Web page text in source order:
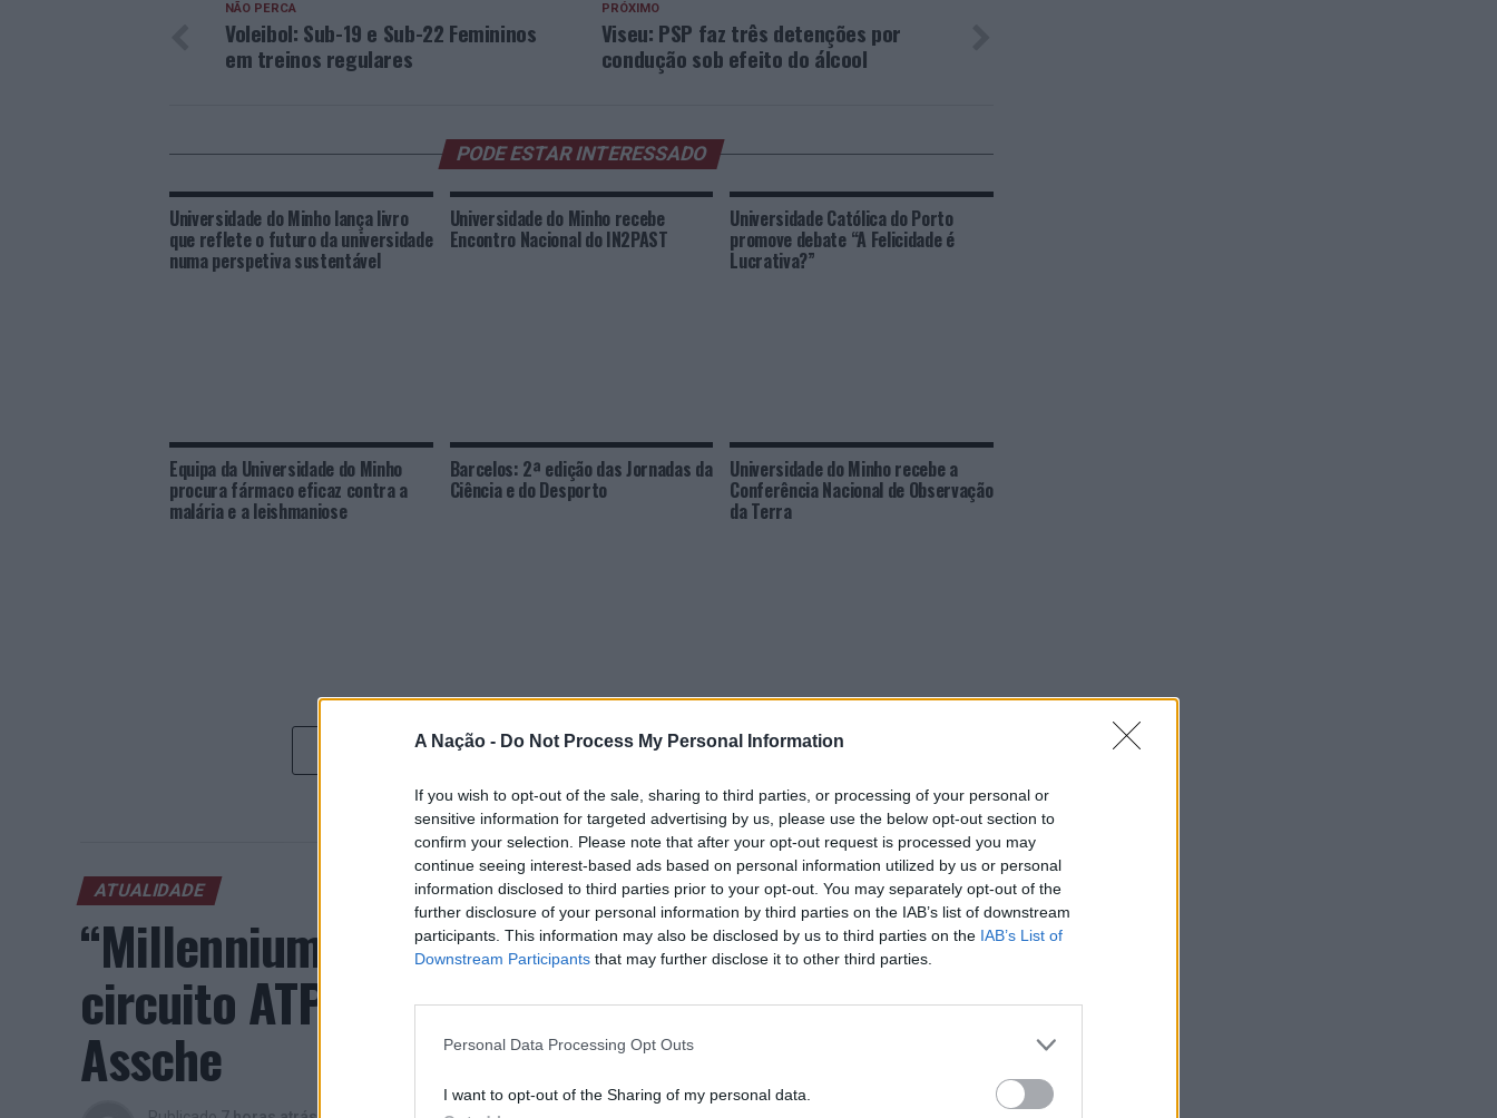
A Nação - Do Not Process My Personal Information
If you wish to opt-out of the sale, sharing to third parties, or processing of your personal or
sensitive information for targeted advertising by us, please use the below opt-out section to
confirm your selection. Please note that after your opt-out request is processed you may
continue seeing interest-based ads based on personal information utilized by us or personal
information disclosed to third parties prior to your opt-out. You may separately opt-out of the
further disclosure of your personal information by third parties on the IAB’s list of downstream
participants. This information may also be disclosed by us to third parties on the IAB’s List of
Downstream Participants that may further disclose it to other third parties.
Personal Data Processing Opt Outs
I want to opt-out of the Sharing of my personal data.
PRÓXIMO
Viseu: PSP faz três detenções por
condução sob efeito do álcool
NÃO PERCA
Voleibol: Sub-19 e Sub-22 Femininos
em treinos regulares
PODE ESTAR INTERESSADO
Universidade do Minho lança livro
que reflete o futuro da universidade
numa perspetiva sustentável
Universidade do Minho recebe
Encontro Nacional do IN2PAST
Universidade Católica do Porto
promove debate “A Felicidade é
Lucrativa?”
Equipa da Universidade do Minho
procura fármaco eficaz contra a
malária e a leishmaniose
Barcelos: 2ª edição das Jornadas da
Ciência e do Desporto
Universidade do Minho recebe a
Conferência Nacional de Observação
da Terra
CLIQUE PARA COMENTAR
ATUALIDADE
“Millennium Estoril Open 2026” regressou ao
circuito ATP com vitória do francês Luca Van
Assche